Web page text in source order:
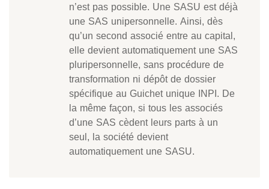
n’est pas possible. Une SASU est déjà
une SAS unipersonnelle. Ainsi, dès
qu’un second associé entre au capital,
elle devient automatiquement une SAS
pluripersonnelle, sans procédure de
transformation ni dépôt de dossier
spécifique au Guichet unique INPI. De
la même façon, si tous les associés
d’une SAS cèdent leurs parts à un
seul, la société devient
automatiquement une SASU.